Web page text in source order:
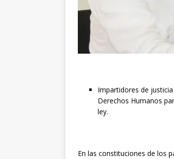
Impartidores de
Derechos Humanos
ley.
En las constituciones de los